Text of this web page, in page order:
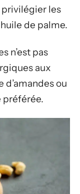
privilégier les
de palme.
n’est pas
aux
d’amandes ou
préférée.